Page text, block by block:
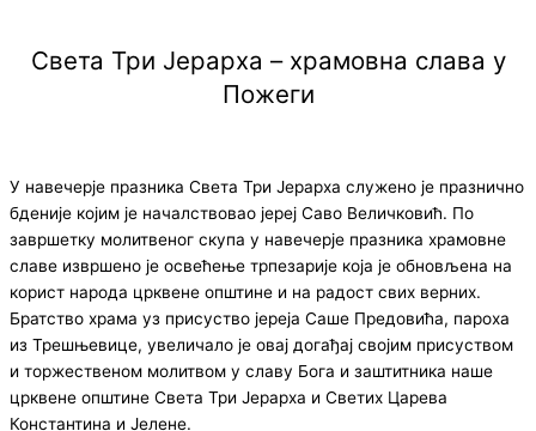
Света Три Јерарха – храмовна слава у
Пожеги
У навечерје празника Света Три Јерарха служено је празнично
бденије којим је началствовао јереј Саво Величковић. По
завршетку молитвеног скупа у навечерје празника храмовне
славе извршено је освећење трпезарије која је обновљена на
корист народа црквене општине и на радост свих верних.
Братство храма уз присуство јереја Саше Предовића, пароха
из Трешњевице, увеличало је овај догађај својим присуством
и торжественом молитвом у славу Бога и заштитника наше
црквене општине Света Три Јерарха и Светих Царева
Константина и Јелене.